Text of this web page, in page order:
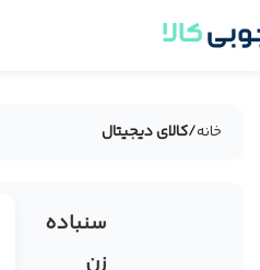
خانه کالای دیجیتال
سنبادە
زن